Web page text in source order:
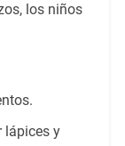
los niños
lápices y